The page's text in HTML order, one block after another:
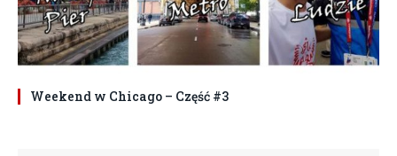
Weekend w Chicago – Część #3